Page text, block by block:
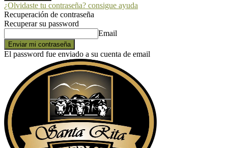
¿Olvidaste tu contraseña? consigue ayuda
Recuperación de contraseña
Recuperar su password
Email
El password fue enviado a su cuenta de email